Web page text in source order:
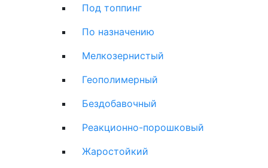
Под топпинг
По назначению
Мелкозернистый
Геополимерный
Бездобавочный
Реакционно-порошковый
Жаростойкий